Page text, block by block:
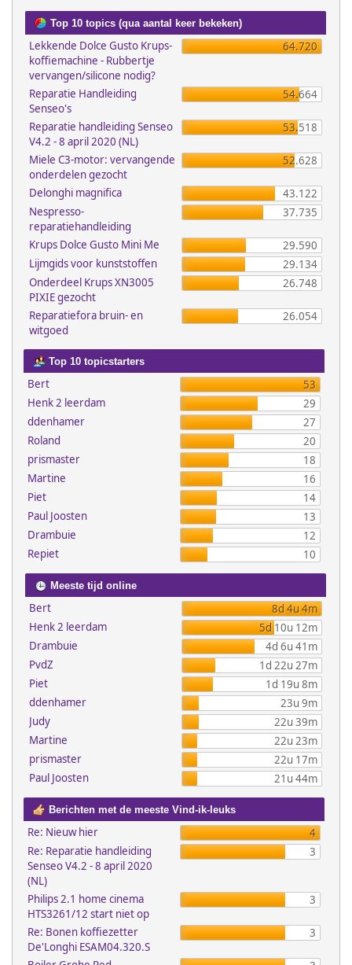
Top 10 topics (qua aantal keer bekeken)
Lekkende Dolce Gusto Krups-
koffiemachine - Rubbertje
vervangen/silicone nodig?
64.720
Reparatie Handleiding
Senseo's
54.664
Reparatie handleiding Senseo
V4.2 - 8 april 2020 (NL)
53.518
Miele C3-motor: vervangende
onderdelen gezocht
52.628
Delonghi magnifica
43.122
Nespresso-
reparatiehandleiding
37.735
Krups Dolce Gusto Mini Me
29.590
Lijmgids voor kunststoffen
29.134
Onderdeel Krups XN3005
PIXIE gezocht
26.748
Reparatiefora bruin- en
witgoed
26.054
Top 10 topicstarters
Bert
53
Henk 2 leerdam
29
ddenhamer
27
Roland
20
prismaster
18
Martine
16
Piet
14
Paul Joosten
13
Drambuie
12
Repiet
10
Meeste tijd online
Bert
8d 4u 4m
Henk 2 leerdam
5d 10u 12m
Drambuie
4d 6u 41m
PvdZ
1d 22u 27m
Piet
1d 19u 8m
ddenhamer
23u 9m
Judy
22u 39m
Martine
22u 23m
prismaster
22u 17m
Paul Joosten
21u 44m
Berichten met de meeste Vind-ik-leuks
Re: Nieuw hier
4
Re: Reparatie handleiding
Senseo V4.2 - 8 april 2020
(NL)
3
Philips 2.1 home cinema
HTS3261/12 start niet op
3
Re: Bonen koffiezetter
De'Longhi ESAM04.320.S
3